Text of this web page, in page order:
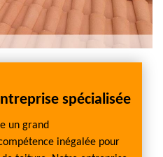
spécialisée
un grand
inégalée pour